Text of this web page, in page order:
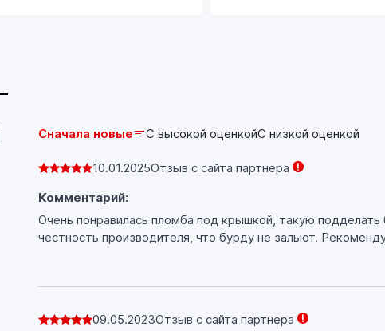
Сначала новые С высокой оценкойС низкой оценкой
10.01.2025Отзыв с сайта партнера
Комментарий:
Очень понравилась пломба под крышкой, такую
честность производителя, что бурду не зальют.
09.05.2023Отзыв с сайта партнера